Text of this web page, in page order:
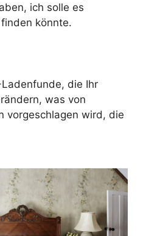
ich solle es
könnte.
die Ihr
was von
vorgeschlagen wird, die